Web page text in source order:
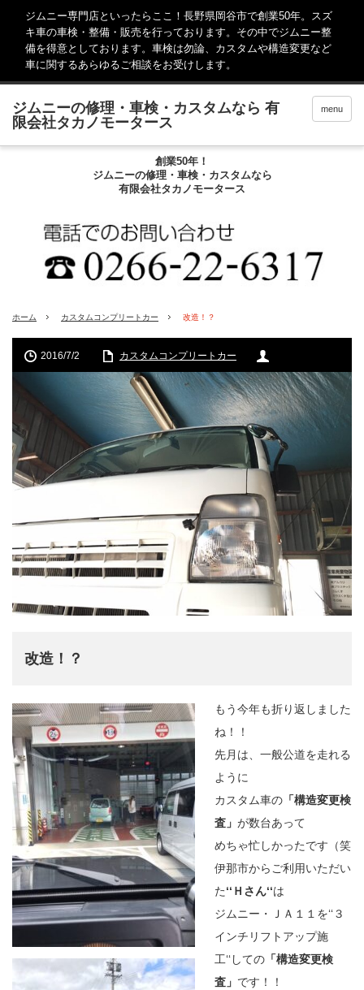
ジムニー専門店といったらここ！長野県岡谷市で創業50年。スズ
キ車の車検・整備・販売を行っております。その中でジムニー整
備を得意としております。車検は勿論、カスタムや構造変更など
車に関するあらゆるご相談をお受けします。
menu
創業50年！
ジムニーの修理・車検・カスタムなら
有限会社タカノモータース
ホーム カスタムコンプリートカー 改造！？
2016/7/2 カスタムコンプリートカー
改造！？
もう今年も折り返しました
ね！！
先月は、一般公道を走れる
ように
カスタム車の 「構造変更検
査」 が数台あって
めちゃ忙しかったです（笑
伊那市からご利用いただい
た‘‘Ｈさん‘‘は
ジムニー・ＪＡ１１を‘‘３
インチリフトアップ施
工‘‘しての 「構造変更検
査」 です！！